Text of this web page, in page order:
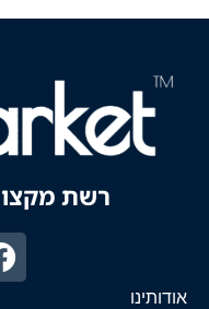
רשת
אודותינו